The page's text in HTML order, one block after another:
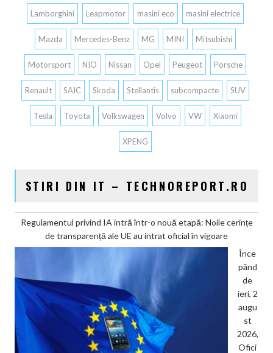
Lamborghini Leapmotor masini eco masini electrice
Mazda Mercedes-Benz MG MINI Mitsubishi
Motorsport NIO Nissan Opel Peugeot Porsche
Renault SAIC Skoda Stellantis subcompacte SUV
Tesla Toyota Volkswagen Volvo VW Xiaomi
XPENG
STIRI DIN IT – TECHNOREPORT.RO
Regulamentul privind IA intră într-o nouă etapă: Noile cerințe
de transparență ale UE au intrat oficial în vigoare
Înce
pând
de
ieri, 2
augu
st
2026,
Ofici